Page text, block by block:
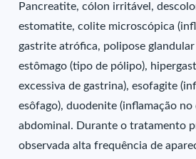
Pancreatite, cólon irritável,
estomatite, colite microscópica
gastrite atrófica, polipose
estômago (tipo de pólipo),
excessiva de gastrina), esofagite
esôfago), duodenite (inflamação
abdominal. Durante o tratamento
observada alta frequência de